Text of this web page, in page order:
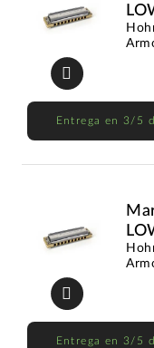
Entrega en 3/5
Entrega en 3/5